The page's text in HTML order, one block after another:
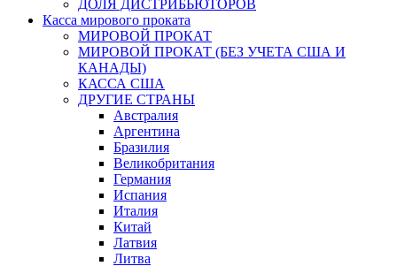
ДОЛЯ ДИСТРИБЬЮТОРОВ
Касса мирового проката
МИРОВОЙ ПРОКАТ
МИРОВОЙ ПРОКАТ (БЕЗ УЧЕТА США И
КАНАДЫ)
КАССА США
ДРУГИЕ СТРАНЫ
Австралия
Аргентина
Бразилия
Великобритания
Германия
Испания
Италия
Китай
Латвия
Литва